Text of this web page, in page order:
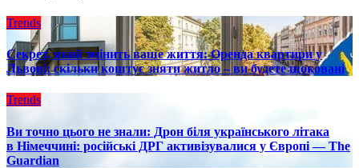
Trends
Секрет, який змінить ваше життя: Оренда квартири у
Львові: скільки коштує зняти житло – ви будете шоковані
Trends
Ви точно цього не знали: Дрон біля українського літака
в Німеччині: російські ДРГ активізувалися у Європі — The
Guardian